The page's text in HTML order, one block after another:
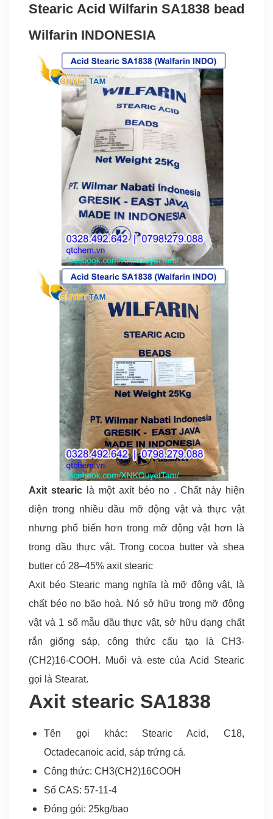
Stearic Acid Wilfarin SA1838 bead
Wilfarin INDONESIA
Axit stearic là một axít béo no . Chất này hiện
diện trong nhiều dầu mỡ động vật và thực vật
nhưng phổ biến hơn trong mỡ động vật hơn là
trong dầu thực vật. Trong cocoa butter và shea
butter có 28–45% axit stearic
Axit béo Stearic mang nghĩa là mỡ động vật, là
chất béo no bão hoà. Nó sở hữu trong mỡ động
vật và 1 số mẫu dầu thực vật, sở hữu dạng chất
rắn giống sáp, công thức cấu tạo là CH3-
(CH2)16-COOH. Muối và este của Acid Stearic
gọi là Stearat.
Axit stearic SA1838
Tên gọi khác: Stearic Acid, C18,
Octadecanoic acid, sáp trứng cá.
Công thức: CH3(CH2)16COOH
Số CAS: 57-11-4
Đóng gói: 25kg/bao